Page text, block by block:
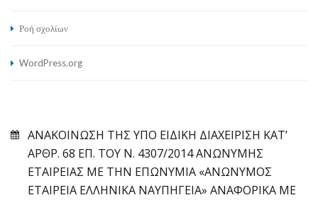
Ροή σχολίων
WordPress.org
ΑΝΑΚΟΙΝΩΣΗ ΤΗΣ ΥΠΟ ΕΙΔΙΚΗ ΔΙΑΧΕΙΡΙΣΗ ΚΑΤ’
ΑΡΘΡ. 68 ΕΠ. ΤΟΥ Ν. 4307/2014 ΑΝΩΝΥΜΗΣ
ΕΤΑΙΡΕΙΑΣ ΜΕ ΤΗΝ ΕΠΩΝΥΜΙΑ «ΑΝΩΝΥΜΟΣ
ΕΤΑΙΡΕΙΑ ΕΛΛΗΝΙΚΑ ΝΑΥΠΗΓΕΙΑ» ΑΝΑΦΟΡΙΚΑ ΜΕ